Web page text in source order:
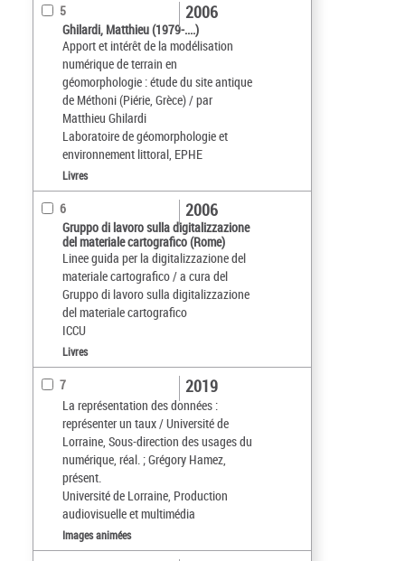
5
Ghilardi, Matthieu (1979-....)
Apport et intérêt de la modélisation
numérique de terrain en
géomorphologie : étude du site antique
de Méthoni (Piérie, Grèce) / par
Matthieu Ghilardi
Laboratoire de géomorphologie et
environnement littoral, EPHE
2006
Livres
6
Gruppo di lavoro sulla digitalizzazione
del materiale cartografico (Rome)
Linee guida per la digitalizzazione del
materiale cartografico / a cura del
Gruppo di lavoro sulla digitalizzazione
del materiale cartografico
ICCU
2006
Livres
7
La représentation des données :
représenter un taux / Université de
Lorraine, Sous-direction des usages du
numérique, réal. ; Grégory Hamez,
présent.
Université de Lorraine, Production
audiovisuelle et multimédia
2019
Images animées